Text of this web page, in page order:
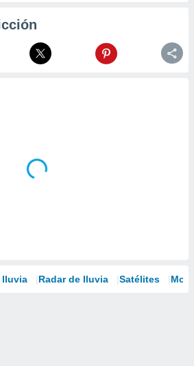
lluvia Radar de lluvia Satélites